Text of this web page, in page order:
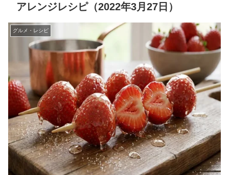
アレンジレシピ（2022年3月27日）
グルメ・レシピ